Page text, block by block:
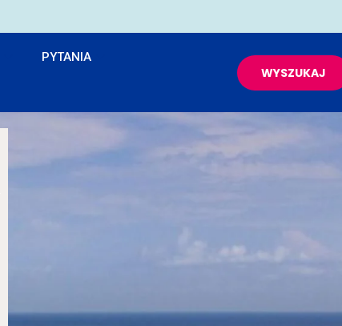
PYTANIA
WYSZUKAJ